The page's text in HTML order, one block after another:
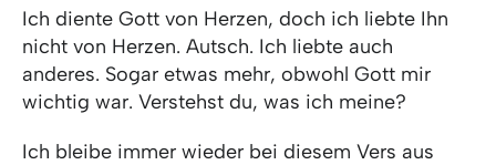
Ich diente Gott von Herzen, doch ich liebte Ihn
nicht von Herzen. Autsch. Ich liebte auch
anderes. Sogar etwas mehr, obwohl Gott mir
wichtig war. Verstehst du, was ich meine?
Ich bleibe immer wieder bei diesem Vers aus